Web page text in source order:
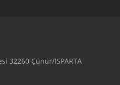
32260 Çünür/ISPARTA